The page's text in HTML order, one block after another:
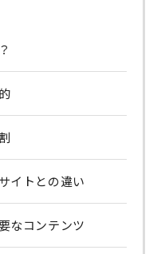
イトとの違い
なコンテンツ